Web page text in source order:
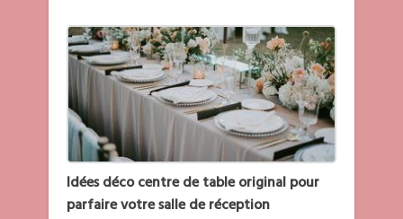
Idées déco centre de table original pour
parfaire votre salle de réception